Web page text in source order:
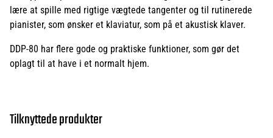
lære at spille med rigtige vægtede tangenter og til rutinerede
pianister, som ønsker et klaviatur, som på et akustisk klaver.
DDP-80 har flere gode og praktiske funktioner, som gør det
oplagt til at have i et normalt hjem.
Tilknyttede produkter